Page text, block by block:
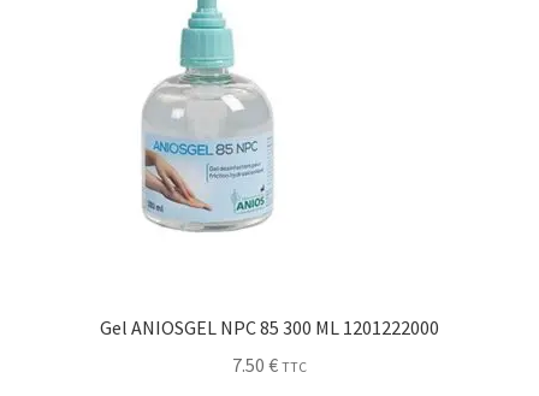
Gel ANIOSGEL NPC 85 300 ML 1201222000
7.50 € TTC